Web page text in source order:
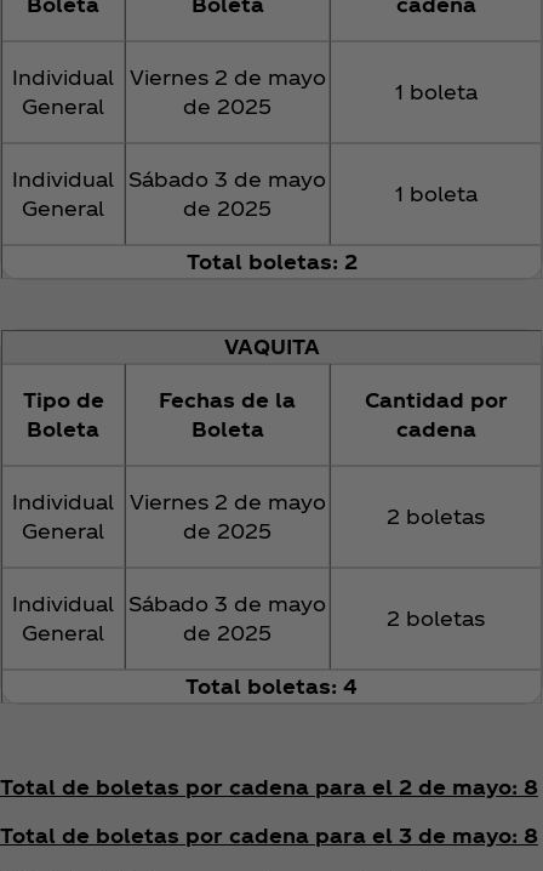
Boleta
Boleta
cadena
Individual
General
Viernes 2 de mayo
de 2025
1 boleta
Individual
General
Sábado 3 de mayo
de 2025
1 boleta
Total boletas: 2
VAQUITA
Tipo de
Boleta
Fechas de la
Boleta
Cantidad por
cadena
Individual
General
Viernes 2 de mayo
de 2025
2 boletas
Individual
General
Sábado 3 de mayo
de 2025
2 boletas
Total boletas: 4
Total de boletas por cadena para el 2 de mayo: 8
Total de boletas por cadena para el 3 de mayo: 8